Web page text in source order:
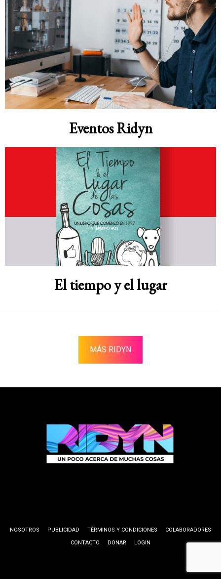
Eventos Ridyn
El tiempo y el lugar
MÁS RIDYN
NOSOTROS PUBLICIDAD TÉRMINOS Y CONDICIONES
COLABORADORES
CONTACTO
DONAR LOGIN